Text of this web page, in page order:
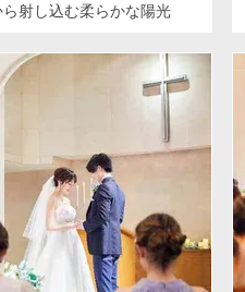
射し込む柔らかな陽光